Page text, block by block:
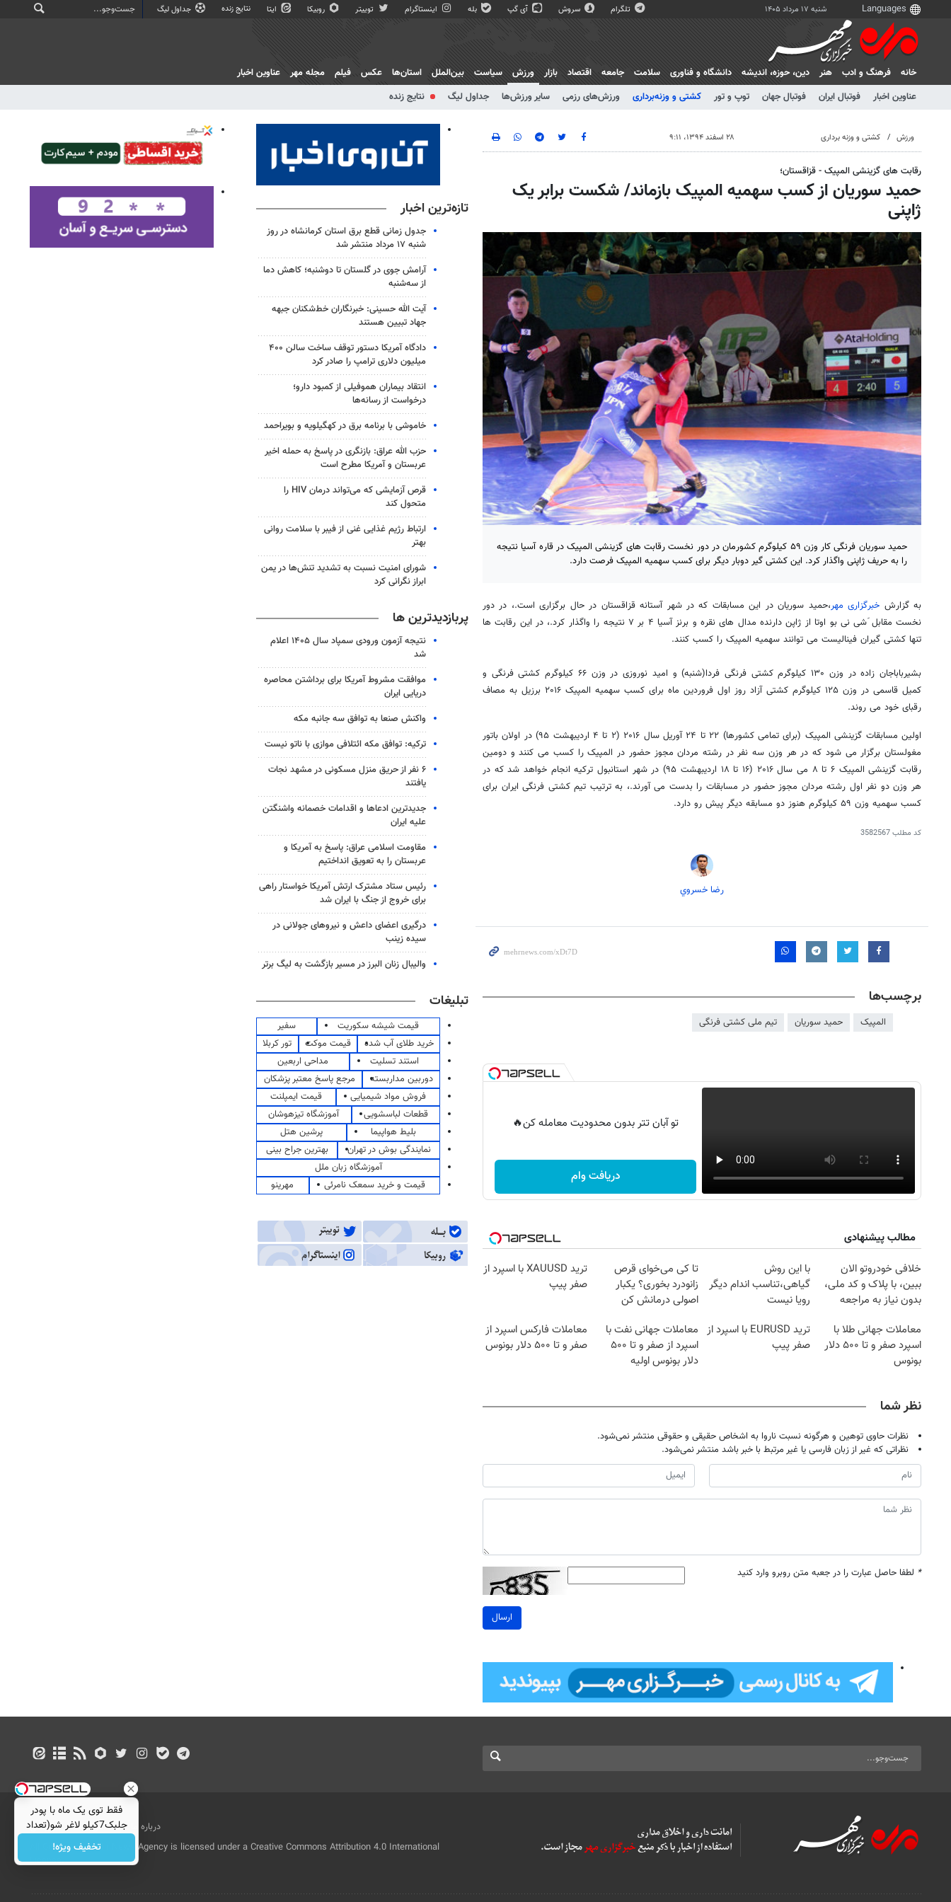
شنبه ۱۷ مرداد ۱۴۰۵ تلگرام سروش آی گپ بله اینستاگرام توییتر روبیکا ایتا نتایج زنده جداول لیگ
خانه فرهنگ و ادب هنر دين، حوزه، انديشه دانشگاه و فناوری سلامت جامعه اقتصاد بازار
ورزش
عناوین اخبار
فوتبال ایران فوتبال جهان توپ و تور کشتی و وزنه‌برداری ورزش‌های رزمی سایر ورزش‌ها جداول لیگ نتایج زنده
سیاست بین‌الملل استان‌ها عکس فیلم مجله مهر عناوین اخبار
ورزش کشتی و وزنه برداری ۲۸ اسفند ۱۳۹۴، ۹:۱۱
رقابت های گزینشی المپیک - قزاقستان؛
حمید سوریان از کسب سهمیه المپیک بازماند/ شکست برابر یک
ژاپنی
حمید سوریان فرنگی کار وزن ۵۹ کیلوگرم کشورمان در دور نخست رقابت های گزینشی المپیک در قاره آسیا نتیجه
را به حریف ژاپنی واگذار کرد. این کشتی گیر دوبار دیگر برای کسب سهمیه المپیک فرصت دارد.
به گزارش خبرگزاری مهر،حمید سوریان در این مسابقات که در شهر آستانه قزاقستان در حال برگزاری است.، در دور
نخست مقابل َشی نی بو اوتا از ژاپن دارنده مدال های نقره و برنز آسیا ۴ بر ۷ نتیجه را واگذار کرد.، در این رقابت ها
تنها کشتی گیران فینالیست می توانند سهمیه المپیک را کسب کنند.
بشیرباباجان زاده در وزن ۱۳۰ کیلوگرم کشتی فرنگی فردا(شنبه) و امید نوروزی در وزن ۶۶ کیلوگرم کشتی فرنگی و
کمیل قاسمی در وزن ۱۲۵ کیلوگرم کشتی آزاد روز اول فروردین ماه برای کسب سهمیه المپیک ۲۰۱۶ برزیل به مصاف
رقبای خود می روند.
اولین مسابقات گزینشی المپیک (برای تمامی کشورها) ۲۲ تا ۲۴ آوریل سال ۲۰۱۶ (۲ تا ۴ اردیبهشت ۹۵) در اولان باتور
مغولستان برگزار می شود که در هر وزن سه نفر در رشته مردان مجوز حضور در المپیک را کسب می کنند و دومین
رقابت گزینشی المپیک ۶ تا ۸ می سال ۲۰۱۶ (۱۶ تا ۱۸ اردیبهشت ۹۵) در شهر استانبول ترکیه انجام خواهد شد که در
هر وزن دو نفر اول رشته مردان مجوز حضور در مسابقات را بدست می آورند.، به ترتیب تیم کشتی فرنگی ایران برای
کسب سهمیه وزن ۵۹ کیلوگرم هنوز دو مسابقه دیگر پیش رو دارد.
کد مطلب3582567
رضا خسروي
برچسب‌ها
المپیک حمید سوریان تیم ملی کشتی فرنگی
تو آبان تتر بدون محدودیت معامله کن🔥
دریافت وام
مطالب پیشنهادی
خلافی خودروتو الان
ببین، با پلاک و کد ملی،
بدون نیاز به مراجعه
با این روش
گیاهی،تناسب اندام دیگر
رویا نیست
تا کی می‌خوای قرص
زانودرد بخوری؟ یکبار
اصولی درمانش کن
ترید XAUUSD با اسپرد از
صفر پیپ
معاملات جهانی طلا با
اسپرد صفر و تا ۵۰۰ دلار
بونوس
ترید EURUSD با اسپرد از
صفر پیپ
معاملات جهانی نفت با
اسپرد از صفر و تا ۵۰۰
دلار بونوس اولیه
معاملات فارکس اسپرد از
صفر و تا ۵۰۰ دلار بونوس
نظر شما
نظرات حاوی توهین و هرگونه نسبت ناروا به اشخاص حقیقی و حقوقی منتشر نمی‌شود.
نظراتی که غیر از زبان فارسی یا غیر مرتبط با خبر باشد منتشر نمی‌شود.
* لطفا حاصل عبارت را در جعبه متن روبرو وارد کنید
ارسال
تازه‌ترین اخبار
جدول زمانی قطع برق استان کرمانشاه در روز
شنبه ۱۷ مرداد منتشر شد
آرامش جوی در گلستان تا دوشنبه؛ کاهش دما
از سه‌شنبه
آیت الله حسینی: خبرنگاران خط‌شکنان جبهه
جهاد تبیین هستند
دادگاه آمریکا دستور توقف ساخت سالن ۴۰۰
میلیون دلاری ترامپ را صادر کرد
انتقاد بیماران هموفیلی از کمبود دارو؛
درخواست از رسانه‌ها
خاموشی با برنامه برق در کهگیلویه و بویراحمد
حزب الله عراق: بازنگری در پاسخ به حمله اخیر
عربستان و آمریکا مطرح است
قرص آزمایشی که می‌تواند درمان HIV را
متحول کند
ارتباط رژیم غذایی غنی از فیبر با سلامت روانی
بهتر
شورای امنیت نسبت به تشدید تنش‌ها در یمن
ابراز نگرانی کرد
پربازدیدترین ها
نتیجه آزمون ورودی سمپاد سال ۱۴۰۵ اعلام
شد
موافقت مشروط آمریکا برای برداشتن محاصره
دریایی ایران
واکنش صنعا به توافق سه جانبه مکه
ترکیه: توافق مکه ائتلافی موازی با ناتو نیست
۶ نفر از حریق منزل مسکونی در مشهد نجات
یافتند
جدیدترین ادعاها و اقدامات خصمانه واشنگتن
علیه ایران
مقاومت اسلامی عراق: پاسخ به آمریکا و
عربستان را به تعویق انداختیم
رئیس ستاد مشترک ارتش آمریکا خواستار راهی
برای خروج از جنگ با ایران شد
درگیری اعضای داعش و نیروهای جولانی در
سیده زینب
والیبال زنان البرز در مسیر بازگشت به لیگ برتر
تبلیغات
قیمت شیشه سکوریت
سفیر
خرید طلای آب شده
قیمت موکت
تور کربلا
استند تسلیت
مداحی اربعین
دوربین مداربسته
مرجع پاسخ معتبر پزشکان
فروش مواد شیمیایی
قیمت ایمپلنت
قطعات لباسشویی
آموزشگاه تیزهوشان
بلیط هواپیما
پرشین هتل
نمایندگی بوش در تهران
بهترین جراح بینی
آموزشگاه زبان ملل
قیمت و خرید سمعک نامرئی
مهرینو
درباره ما تماس با ما
بازرگانی
All Content by Mehr News Agency is licensed under a Creative Commons Attribution 4.0 International
License.
فقط توی یک ماه با پودر
جلبک7کیلو لاغر شو(تعداد
محدود)
تخفیف ویژه!